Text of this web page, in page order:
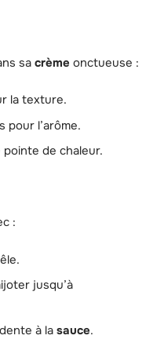
sa crème onctueuse :
la texture.
pour l’arôme.
de chaleur.
:
jusqu’à
à la sauce.